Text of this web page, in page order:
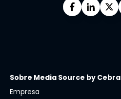
Sobre Media Source by Cebra
Empresa